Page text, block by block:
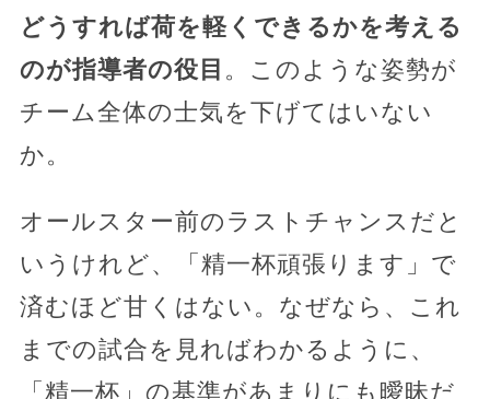
どうすれば荷を軽くできるかを考える
のが指導者の役目 。このような姿勢が
チーム全体の士気を下げてはいない
か。
オールスター前のラストチャンスだと
いうけれど、「精一杯頑張ります」で
済むほど甘くはない。なぜなら、これ
までの試合を見ればわかるように、
「精一杯」の基準があまりにも曖昧だ